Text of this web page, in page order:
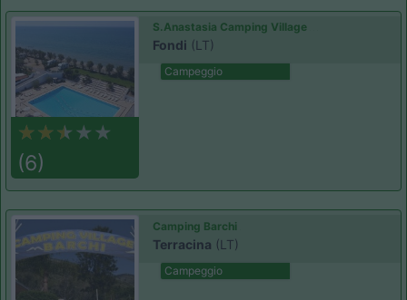
(6)
S.Anastasia Camping Village
Fondi (LT)
Campeggio
Camping Barchi
Terracina (LT)
Campeggio